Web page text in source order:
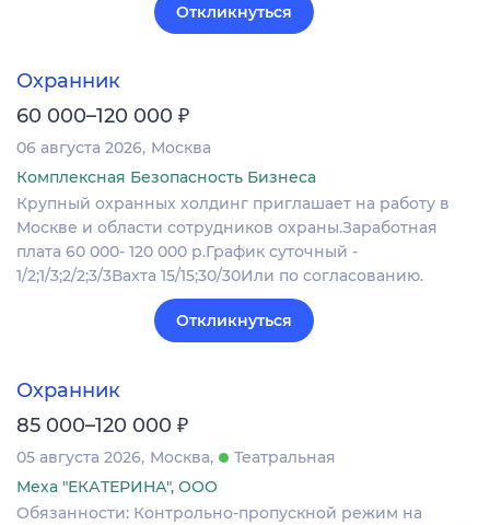
Откликнуться
Охранник
60 000–120 000 ₽
06 августа 2026 Москва
Комплексная Безопасность Бизнеса
Крупный охранных холдинг приглашает на работу в
Москве и области сотрудников охраны.Заработная
плата 60 000- 120 000 р.График суточный -
1/2;1/3;2/2;3/3Вахта 15/15;30/30Или по согласованию.
Откликнуться
Охранник
85 000–120 000 ₽
05 августа 2026 Москва
Театральная
Меха "ЕКАТЕРИНА", ООО
Обязанности: Контрольно-пропускной режим на